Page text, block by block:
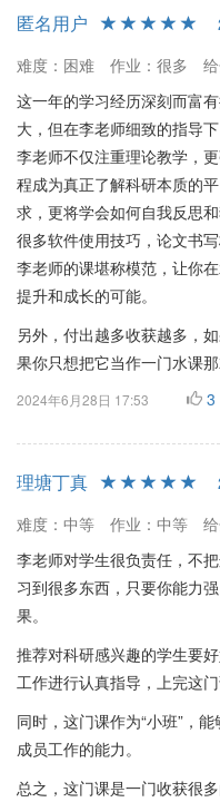
匿名用户
难度：困难
作业：很多
这一年的学习经历深刻而富
大，但在李老师细致的指导
李老师不仅注重理论教学，
程成为真正了解科研本质的
求，更将学会如何自我反思
很多软件使用技巧，论文书
李老师的课堪称模范，让你
提升和成长的可能。
另外，付出越多收获越多，
果你只想把它当作一门水课那
2024年6月28日 17:53 3
理塘丁真
难度：中等
作业：中等
李老师对学生很负责任，不
习到很多东西，只要你能力
果。
推荐对科研感兴趣的学生要
工作进行认真指导，上完这
同时，这门课作为“小班”，
成员工作的能力。
总之，这门课是一门收获很多